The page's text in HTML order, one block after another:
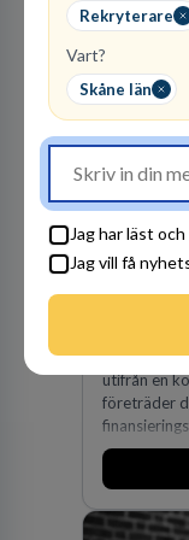
Rekryterare
Vart?
Skåne län
Jag har läst
Jag vill få
förvärv i
den största
Lastvagnar
orter i södra
utifrån en
företräder